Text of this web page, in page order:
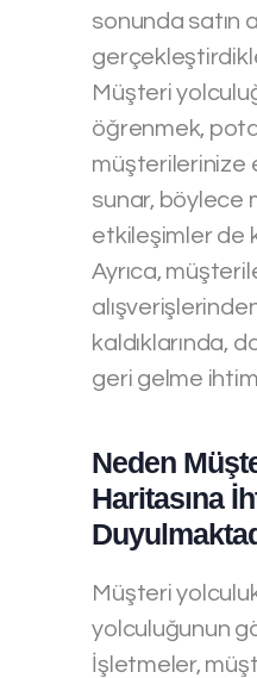
sonunda satın
Müşteri
öğrenmek,
müşterilerinize
sunar, böylece
etkileşimler de
Ayrıca,
kaldıklarında,
geri gelme
Neden
Haritasına
Müşteri
yolculuğunun
İşletmeler,